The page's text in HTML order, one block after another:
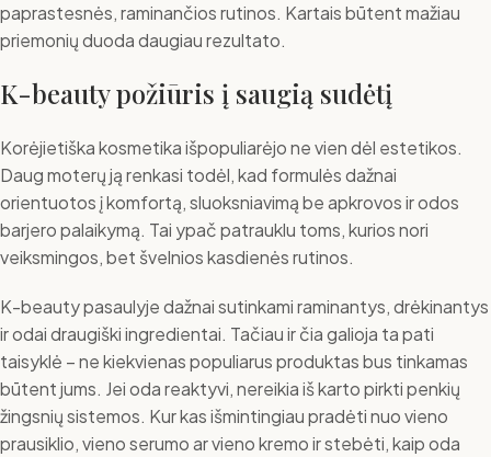
paprastesnės, raminančios rutinos. Kartais būtent mažiau
priemonių duoda daugiau rezultato.
K-beauty požiūris į saugią sudėtį
Korėjietiška kosmetika išpopuliarėjo ne vien dėl estetikos.
Daug moterų ją renkasi todėl, kad formulės dažnai
orientuotos į komfortą, sluoksniavimą be apkrovos ir odos
barjero palaikymą. Tai ypač patrauklu toms, kurios nori
veiksmingos, bet švelnios kasdienės rutinos.
K-beauty pasaulyje dažnai sutinkami raminantys, drėkinantys
ir odai draugiški ingredientai. Tačiau ir čia galioja ta pati
taisyklė – ne kiekvienas populiarus produktas bus tinkamas
būtent jums. Jei oda reaktyvi, nereikia iš karto pirkti penkių
žingsnių sistemos. Kur kas išmintingiau pradėti nuo vieno
prausiklio, vieno serumo ar vieno kremo ir stebėti, kaip oda